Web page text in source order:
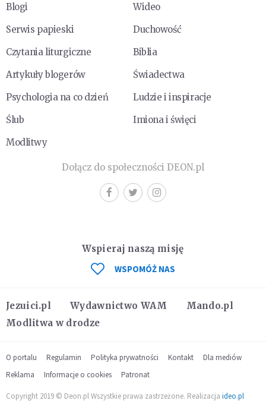
Blogi
Wideo
Serwis papieski
Duchowość
Czytania liturgiczne
Biblia
Artykuły blogerów
Świadectwa
Psychologia na co dzień
Ludzie i inspiracje
Ślub
Imiona i święci
Modlitwy
Dołącz do społeczności DEON.pl
Jezuici.pl Wydawnictwo WAM
Mando.pl
Modlitwa w drodze
Wspieraj naszą misję
WSPOMÓŻ NAS
O portalu Regulamin Polityka prywatności Kontakt
Dla mediów
Reklama
Informacje o cookies Patronat
Copyright 2019 © Deon.pl Wszystkie prawa zastrzeżone. Realizacja ideo.pl